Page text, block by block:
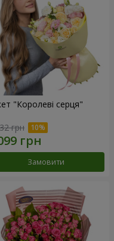
"Королеві серця"
грн
Замовити